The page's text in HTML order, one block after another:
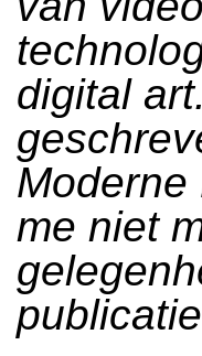
digital
me niet